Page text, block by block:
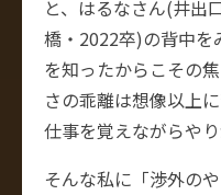
と、はるなさん(井出
橋・2022卒)の背中を
を知ったからこその
さの乖離は想像以上
仕事を覚えながらや
そんな私に「渉外の